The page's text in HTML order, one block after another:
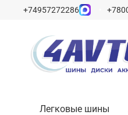
+74957272286
Легковые шины